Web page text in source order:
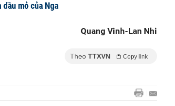
mỏ của Nga
Quang Vinh-Lan Nhi
Theo TTXVN Copy link